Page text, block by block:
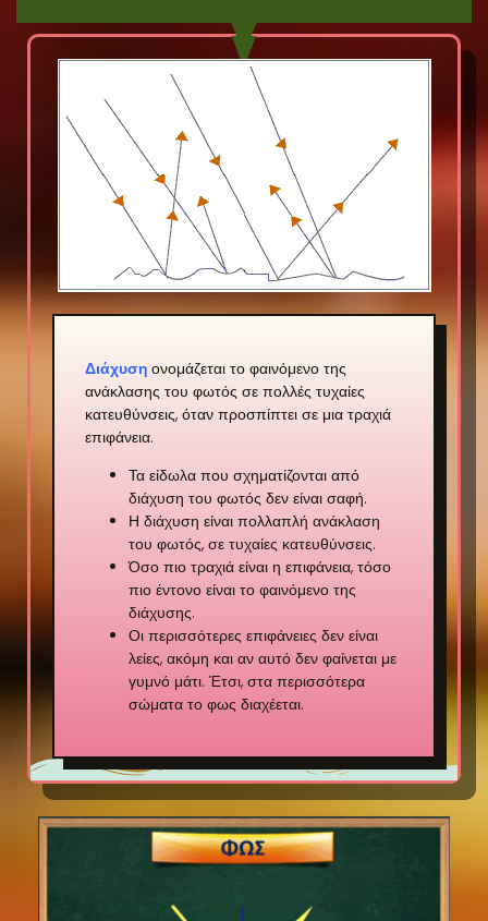
Διάχυση ονομάζεται το φαινόμενο της
ανάκλασης του φωτός σε πολλές τυχαίες
κατευθύνσεις, όταν προσπίπτει σε μια τραχιά
επιφάνεια.
Τα είδωλα που σχηματίζονται από
διάχυση του φωτός δεν είναι σαφή.
Η διάχυση είναι πολλαπλή ανάκλαση
του φωτός, σε τυχαίες κατευθύνσεις.
Όσο πιο τραχιά είναι η επιφάνεια, τόσο
πιο έντονο είναι το φαινόμενο της
διάχυσης.
Οι περισσότερες επιφάνειες δεν είναι
λείες, ακόμη και αν αυτό δεν φαίνεται με
γυμνό μάτι. Έτσι, στα περισσότερα
σώματα το φως διαχέεται.